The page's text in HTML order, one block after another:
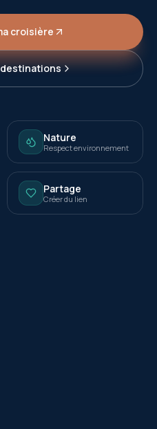
croisière
Nature
Respect environnement
Partage
Créer du lien